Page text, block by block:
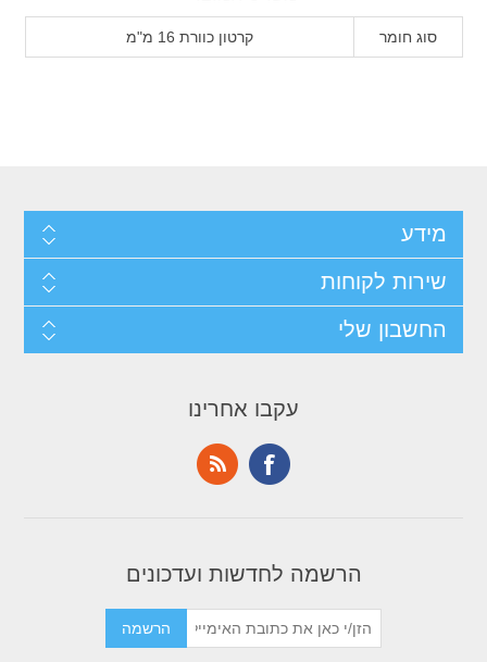
סוג חומר קרטון כוורת 16 מ"מ
מידע
שירות לקוחות
החשבון שלי
עקבו אחרינו
הרשמה לחדשות ועדכונים